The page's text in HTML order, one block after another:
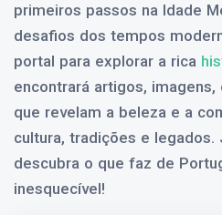
primeiros passos na Idade
desafios dos tempos
portal para explorar a rica
encontrará artigos,
que revelam a beleza e a
cultura, tradições e legados.
descubra o que faz de
inesquecível!